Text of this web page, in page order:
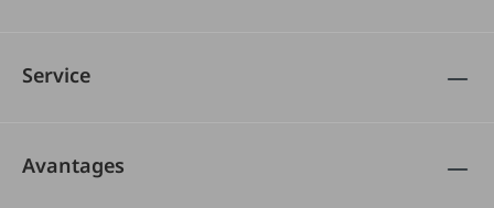
Service
Avantages